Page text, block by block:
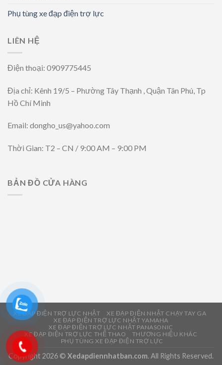
Phụ tùng xe đạp điện trợ lực
LIÊN HỆ
Điện thoại: 0909775445
Địa chỉ: Kênh 19/5 – Phường Tây Thạnh , Quận Tân Phú, Tp
Hồ Chí Minh
Email: dongho_us@yahoo.com
Thời Gian: T2 – CN / 9:00 AM – 9:00 PM
BẢN ĐỒ CỬA HÀNG
XE ĐẠP ĐIỆN TRỢ LỰC NHẬT
XE ĐẠP ĐIỆN NHẬT CHẠY TAY GA
XE ĐẠP ĐIỆN TRỢ LỰC NHẬT YAMAHA
XE ĐẠP ĐIỆN TRỢ LỰC NHẬT PANASONIC
XE ĐẠP ĐIỆN TRỢ LỰC THỂ THAO
THƯƠNG HIỆU KHÁC
PHỤ TÙNG XE ĐẠP ĐIỆN TRỢ LỰC
Copyright 2026 © Xedapdiennhatban.com. All Rights Reserved.